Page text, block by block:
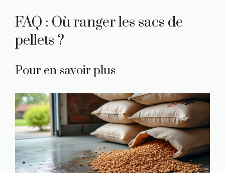
FAQ : Où ranger les sacs de
pellets ?
Pour en savoir plus